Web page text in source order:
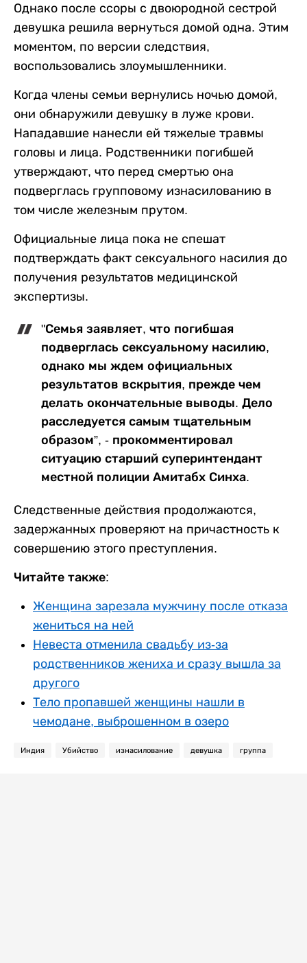
Однако после ссоры с двоюродной сестрой
девушка решила вернуться домой одна. Этим
моментом, по версии следствия,
воспользовались злоумышленники.
Когда члены семьи вернулись ночью домой,
они обнаружили девушку в луже крови.
Нападавшие нанесли ей тяжелые травмы
головы и лица. Родственники погибшей
утверждают, что перед смертью она
подверглась групповому изнасилованию в
том числе железным прутом.
Официальные лица пока не спешат
подтверждать факт сексуального насилия до
получения результатов медицинской
экспертизы.
"Семья заявляет, что погибшая
подверглась сексуальному насилию,
однако мы ждем официальных
результатов вскрытия, прежде чем
делать окончательные выводы. Дело
расследуется самым тщательным
образом”, - прокомментировал
ситуацию старший суперинтендант
местной полиции Амитабх Синха.
Следственные действия продолжаются,
задержанных проверяют на причастность к
совершению этого преступления.
Читайте также:
Женщина зарезала мужчину после отказа
жениться на ней
Невеста отменила свадьбу из-за
родственников жениха и сразу вышла за
другого
Тело пропавшей женщины нашли в
чемодане, выброшенном в озеро
Индия Убийство изнасилование девушка группа